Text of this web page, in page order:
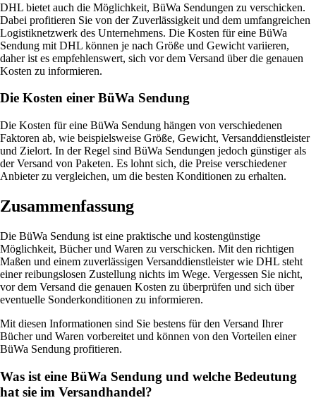
DHL bietet auch die Möglichkeit, BüWa Sendungen zu verschicken.
Dabei profitieren Sie von der Zuverlässigkeit und dem umfangreichen
Logistiknetzwerk des Unternehmens. Die Kosten für eine BüWa
Sendung mit DHL können je nach Größe und Gewicht variieren,
daher ist es empfehlenswert, sich vor dem Versand über die genauen
Kosten zu informieren.
Die Kosten einer BüWa Sendung
Die Kosten für eine BüWa Sendung hängen von verschiedenen
Faktoren ab, wie beispielsweise Größe, Gewicht, Versanddienstleister
und Zielort. In der Regel sind BüWa Sendungen jedoch günstiger als
der Versand von Paketen. Es lohnt sich, die Preise verschiedener
Anbieter zu vergleichen, um die besten Konditionen zu erhalten.
Zusammenfassung
Die BüWa Sendung ist eine praktische und kostengünstige
Möglichkeit, Bücher und Waren zu verschicken. Mit den richtigen
Maßen und einem zuverlässigen Versanddienstleister wie DHL steht
einer reibungslosen Zustellung nichts im Wege. Vergessen Sie nicht,
vor dem Versand die genauen Kosten zu überprüfen und sich über
eventuelle Sonderkonditionen zu informieren.
Mit diesen Informationen sind Sie bestens für den Versand Ihrer
Bücher und Waren vorbereitet und können von den Vorteilen einer
BüWa Sendung profitieren.
Was ist eine BüWa Sendung und welche Bedeutung
hat sie im Versandhandel?